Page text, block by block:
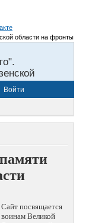
области на фронты
Войти
Сайт посвящается
воинам Великой